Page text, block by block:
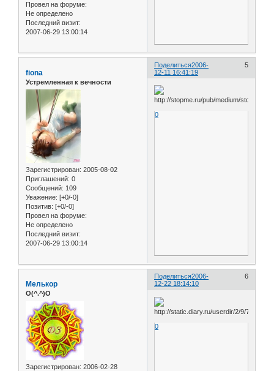
Провел на форуме:
Не определено
Последний визит:
2007-06-29 13:00:14
Поделиться 5
2006-
12-11 16:41:19
fiona
Устремленная к вечности
Зарегистрирован: 2005-08-02
Приглашений: 0
Сообщений: 109
Уважение: [+0/-0]
Позитив: [+0/-0]
Провел на форуме:
Не определено
Последний визит:
2007-06-29 13:00:14
0
Поделиться 6
2006-
12-22 18:14:10
Мелькор
O(^.^)O
Зарегистрирован: 2006-02-28
0